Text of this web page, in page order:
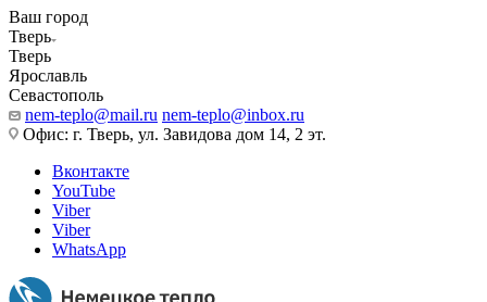
Ваш город
Тверь
Тверь
Ярославль
Севастополь
nem-teplo@mail.ru nem-teplo@inbox.ru
Офис: г. Тверь, ул. Завидова дом 14, 2 эт.
Вконтакте
YouTube
Viber
Viber
WhatsApp